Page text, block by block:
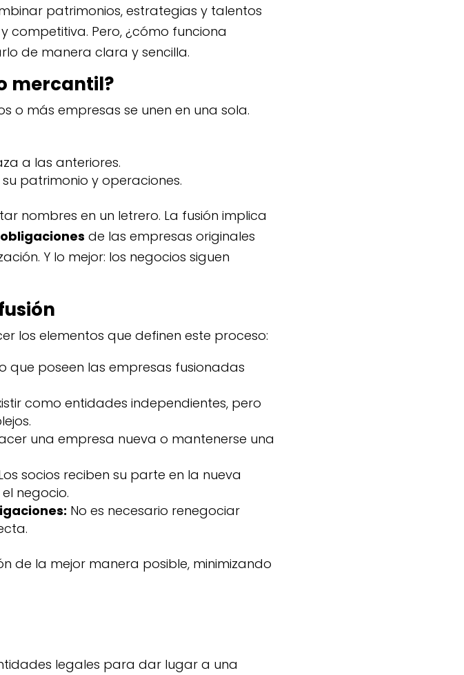
patrimonios, estrategias y talentos
Pero, ¿cómo funciona
de manera clara y sencilla.
mercantil?
o más empresas se unen en una sola.
a las anteriores.
patrimonio y operaciones.
nombres en un letrero. La fusión implica
de las empresas originales
Y lo mejor: los negocios siguen
los elementos que definen este proceso:
que poseen las empresas fusionadas
como entidades independientes, pero
una empresa nueva o mantenerse una
socios reciben su parte en la nueva
negocio.
No es necesario renegociar
de la mejor manera posible, minimizando
legales para dar lugar a una